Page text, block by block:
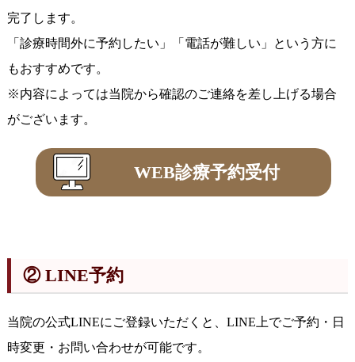
完了します。
「診療時間外に予約したい」「電話が難しい」という方に
もおすすめです。
※内容によっては当院から確認のご連絡を差し上げる場合
がございます。
WEB診療予約受付
② LINE予約
当院の公式LINEにご登録いただくと、LINE上でご予約・日
時変更・お問い合わせが可能です。